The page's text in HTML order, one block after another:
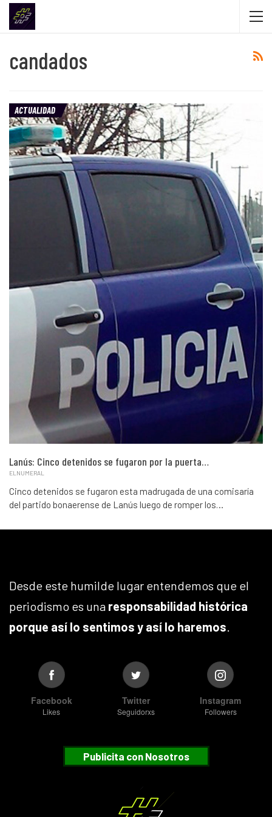
candados
ACTUALIDAD
Lanús: Cinco detenidos se fugaron por la puerta…
ELNUMERAL
Cinco detenidos se fugaron esta madrugada de una comisaría
del partido bonaerense de Lanús luego de romper los…
Desde este humilde lugar entendemos que el
periodismo es una responsabilidad histórica
porque así lo sentimos y así lo haremos.
Facebook
Likes
Twitter
Seguidorxs
Instagram
Followers
Publicita con Nosotros